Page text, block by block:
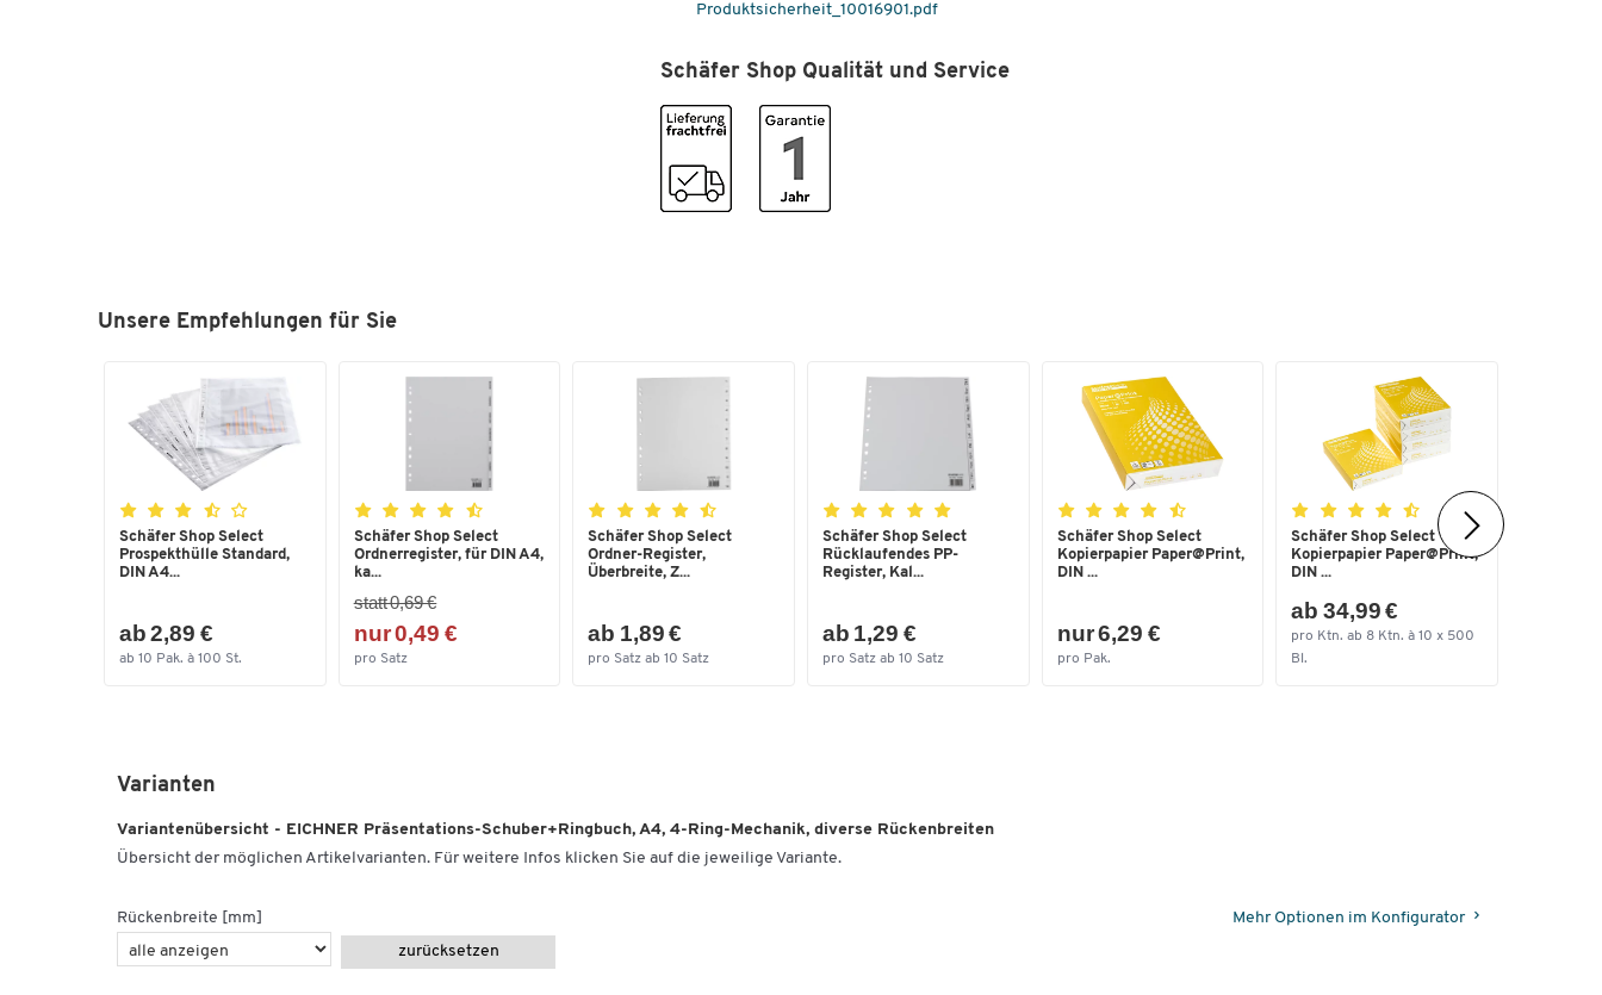
Farbe weiß
Maße
Durchmesser Ring [mm]
Rückenbreite [mm]
Produktsicherheit_10016901.pdf
Schäfer Shop Qualität und Service
Unsere Empfehlungen für Sie
Schäfer Shop Select
Prospekthülle Standard,
DIN A4...
ab 2,89 €
ab 10 Pak. à 100 St.
Schäfer Shop Select
Ordnerregister, für DIN A4,
ka...
statt 0,69 €
nur 0,49 €
pro Satz
Schäfer Shop Select
Ordner-Register,
Überbreite, Z...
ab 1,89 €
pro Satz ab 10 Satz
Schäfer Shop Select
Rücklaufendes PP-
Register, Kal...
ab 1,29 €
pro Satz ab 10 Satz
Schäfer Shop Select
Kopierpapier Paper@Print,
DIN ...
nur 6,29 €
pro Pak.
Schäfer Shop Select
Kopierpapier Paper@Print,
DIN ...
ab 34,99 €
pro Ktn. ab 8 Ktn. à 10 x 500
Bl.
Varianten
Variantenübersicht - EICHNER Präsentations-Schuber+Ringbuch, A4, 4-Ring-Mechanik, diverse Rückenbreiten
Übersicht der möglichen Artikelvarianten. Für weitere Infos klicken Sie auf die jeweilige Variante.
Rückenbreite [mm]
zurücksetzen
Mehr Optionen im Konfigurator